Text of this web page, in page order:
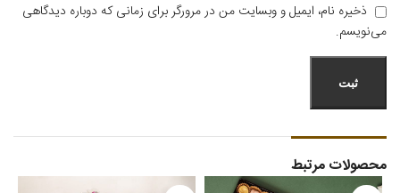
ذخیره نام، ایمیل و وبسایت من در مرورگر برای زمانی که دوباره دیدگاهی
می‌نویسم.
محصولات مرتبط